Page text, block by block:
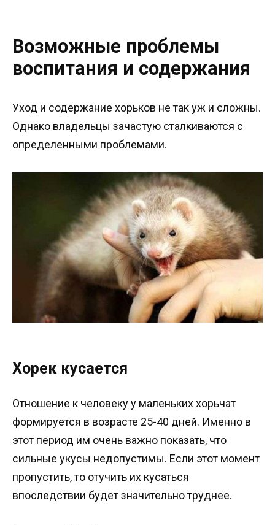
Возможные проблемы
воспитания и содержания
Уход и содержание хорьков не так уж и сложны.
Однако владельцы зачастую сталкиваются с
определенными проблемами.
Хорек кусается
Отношение к человеку у маленьких хорьчат
формируется в возрасте 25-40 дней. Именно в
этот период им очень важно показать, что
сильные укусы недопустимы. Если этот момент
пропустить, то отучить их кусаться
впоследствии будет значительно труднее.